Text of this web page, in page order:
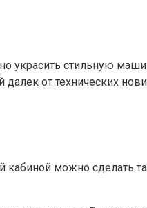
стильную
от технических
можно сделать